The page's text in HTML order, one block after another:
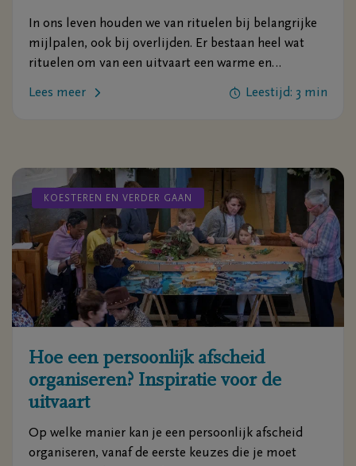
In ons leven houden we van rituelen bij belangrijke
mijlpalen, ook bij overlijden. Er bestaan heel wat
rituelen om van een uitvaart een warme en
persoonlijke gebeurtenis te maken waaruit we troost
Lees meer Leestijd: 3 min
KOESTEREN EN VERDER GAAN
Hoe een persoonlijk afscheid
organiseren? Inspiratie voor de
uitvaart
Op welke manier kan je een persoonlijk afscheid
organiseren, vanaf de eerste keuzes die je moet